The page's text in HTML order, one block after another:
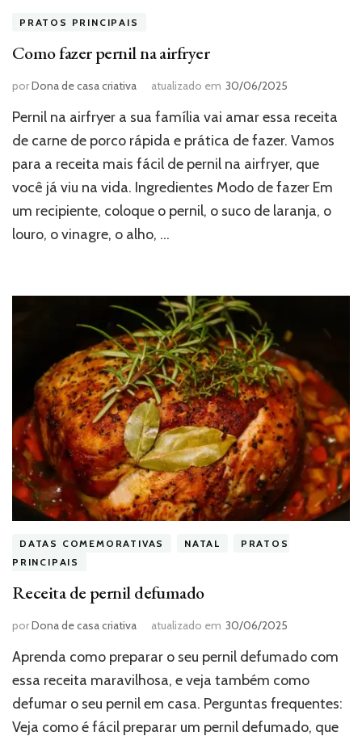
PRATOS PRINCIPAIS
Como fazer pernil na airfryer
porDona de casa criativa atualizado em 30/06/2025
Pernil na airfryer a sua família vai amar essa receita
de carne de porco rápida e prática de fazer. Vamos
para a receita mais fácil de pernil na airfryer, que
você já viu na vida. Ingredientes Modo de fazer Em
um recipiente, coloque o pernil, o suco de laranja, o
louro, o vinagre, o alho, …
DATAS COMEMORATIVAS NATAL
PRATOS
PRINCIPAIS
Receita de pernil defumado
porDona de casa criativa atualizado em 30/06/2025
Aprenda como preparar o seu pernil defumado com
essa receita maravilhosa, e veja também como
defumar o seu pernil em casa. Perguntas frequentes:
Veja como é fácil preparar um pernil defumado, que